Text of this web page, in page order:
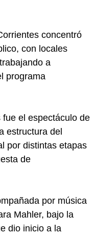
concentró
con locales
a
programa
el espectáculo de
estructura del
por distintas etapas
de
por música
Mahler, bajo la
dio inicio a la